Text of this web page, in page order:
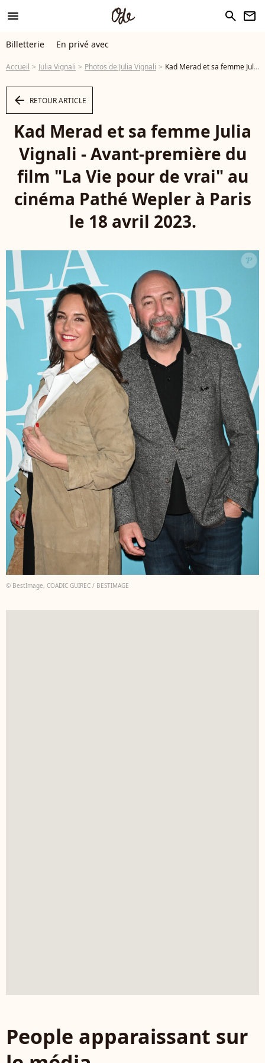
menu search newsletter
Billetterie En privé avec
Accueil Julia Vignali Photos de Julia Vignali Kad Merad et sa femme Julia Vignali - Avant-première du film "La Vie pour de vrai" au cinéma Pathé Wepler à Paris le 18 avril 2023. © Coadic Guirec/Bestimage - Photo
arrow_left RETOUR ARTICLE
Kad Merad et sa femme Julia
Vignali - Avant-première du
film "La Vie pour de vrai" au
cinéma Pathé Wepler à Paris
le 18 avril 2023.
© BestImage, COADIC GUIREC / BESTIMAGE
People apparaissant sur